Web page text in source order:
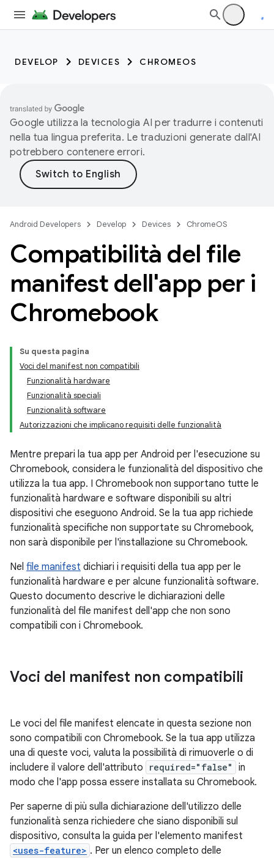
DEVELOP DEVICES CHROMEOS
Google utilizza la tecnologia AI per tradurre i contenuti
nella tua lingua preferita. Le traduzioni generate dall'AI
potrebbero contenere errori.
Android Developers Develop Devices ChromeOS
Compatibilità del file
manifest dell'app per i
Chromebook
Su questa pagina
Voci del manifest non compatibili
Funzionalità hardware
Funzionalità speciali
Funzionalità software
Autorizzazioni che implicano requisiti delle funzionalità
Mentre prepari la tua app per Android per l'esecuzione su
Chromebook, considera le funzionalità del dispositivo che
utilizza la tua app. I Chromebook non supportano tutte le
funzionalità hardware e software disponibili su altri
dispositivi che eseguono Android. Se la tua app richiede
funzionalità specifiche non supportate su Chromebook,
non sarà disponibile per l'installazione su Chromebook.
Nel file manifest dichiari i requisiti della tua app per le
funzionalità hardware e per alcune funzionalità software.
Questo documento descrive le dichiarazioni delle
funzionalità del file manifest dell'app che non sono
compatibili con i Chromebook.
Voci del manifest non compatibili
Le voci del file manifest elencate in questa sezione non
sono compatibili con Chromebook. Se la tua app utilizza
una di queste voci, valuta la possibilità di rimuoverle o di
includere il valore dell'attributo
required="false"
in
modo che l'app possa essere installata su Chromebook.
Per saperne di più sulla dichiarazione dell'utilizzo delle
funzionalità senza richiedere che siano disponibili sul
dispositivo, consulta la guida per l'elemento manifest
<uses-feature> . Per un elenco completo delle